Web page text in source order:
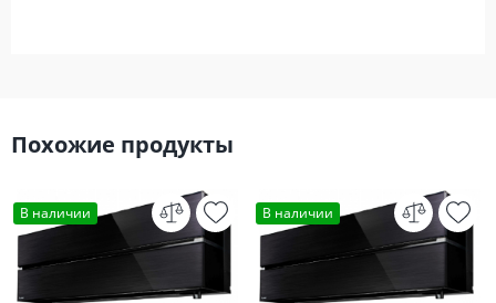
Похожие продукты
В наличии В наличии